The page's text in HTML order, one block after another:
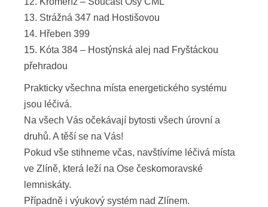
13. Strážná 347 nad Hostišovou
14. Hřeben 399
15. Kóta 384 – Hostýnská alej nad Fryštáckou
přehradou
Prakticky všechna místa energetického systému
jsou léčivá.
Na všech Vás očekávají bytosti všech úrovní a
druhů. A těší se na Vás!
Pokud vše stihneme včas, navštívíme léčivá místa
ve Zlíně, která leží na Ose českomoravské
lemniskáty.
Případně i výukový systém nad Zlínem.